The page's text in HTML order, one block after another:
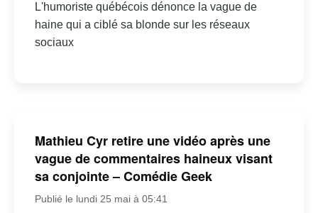
L'humoriste québécois dénonce la vague de
haine qui a ciblé sa blonde sur les réseaux
sociaux
Mathieu Cyr retire une vidéo après une
vague de commentaires haineux visant
sa conjointe – Comédie Geek
Publié le lundi 25 mai à 05:41